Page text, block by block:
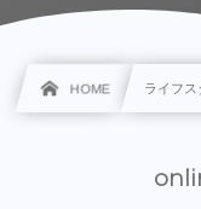
HOME ライフ